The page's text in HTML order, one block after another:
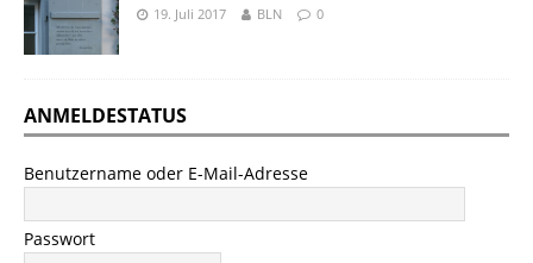
19. Juli 2017 BLN 0
ANMELDESTATUS
Benutzername oder E-Mail-Adresse
Passwort